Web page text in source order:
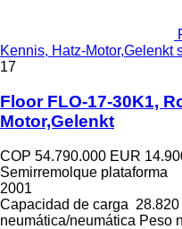
Kennis, Hatz-Motor,Gelenkt
17
Floor FLO-17-30K1,
Motor,Gelenkt
COP 54.790.000 EUR
Semirremolque plataforma
2001
Capacidad de carga 28.820
neumática/neumática Peso